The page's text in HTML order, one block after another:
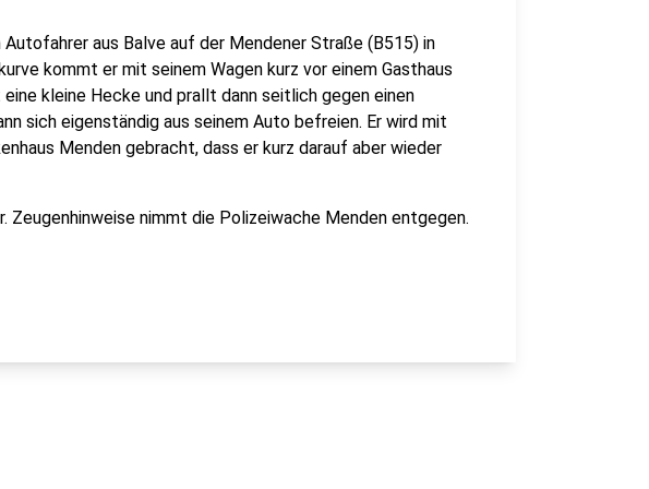
aus Balve auf der Mendener Straße (B515) in
kommt er mit seinem Wagen kurz vor einem Gasthaus
kleine Hecke und prallt dann seitlich gegen einen
sich eigenständig aus seinem Auto befreien. Er wird mit
Menden gebracht, dass er kurz darauf aber wieder
Zeugenhinweise nimmt die Polizeiwache Menden entgegen.